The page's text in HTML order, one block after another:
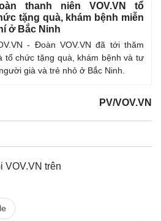
E-Magazine
Infographic
thanh niên VOV.VN tổ
tặng quà, khám bệnh miễn
ở Bắc Ninh
- Đoàn VOV.VN đã tới thăm
tổ chức tặng quà, khám bệnh và tư
già và trẻ nhỏ ở Bắc Ninh.
PV/VOV.VN
VOV.VN trên